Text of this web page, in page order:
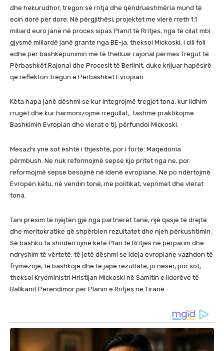
dhe hekurudhor, tregon se rritja dhe qëndrueshmëria mund të
ecin dorë për dore. Në përgjithësi, projektet me vlerë rreth 1,1
miliard euro janë në proces sipas Planit të Rritjes, nga të cilat mbi
gjysmë miliardë janë grante nga BE-ja, theksoi Mickoski, i cili foli
edhe për bashkëpunimin më të thelluar rajonal përmes Tregut të
Përbashkët Rajonal dhe Procesit të Berlinit, duke krijuar hapësirë
që reflekton Tregun e Përbashkët Evropian.
Këta hapa janë dëshmi se kur integrojmë tregjet tona, kur lidhim
rrugët dhe kur harmonizojmë rregullat, tashmë praktikojmë
Bashkimin Evropian dhe vlerat e tij, përfundoi Mickoski.
Mesazhi ynë sot është i thjeshtë, por i fortë: Maqedonia
përmbush. Ne nuk reformojmë sepse kjo pritet nga ne, por
reformojmë sepse besojmë në idenë evropiane. Ne po ndërtojmë
Evropën këtu, në vendin tonë, me politikat, veprimet dhe vlerat
tona.
Tani presim të njëjtën gjë nga partnerët tanë, një qasje të drejtë
dhe meritokratike që shpërblen rezultatet dhe njeh përkushtimin.
Së bashku ta shndërrojmë këtë Plan të Rritjes në përparim dhe
ndryshim të vërtetë; të jetë dëshmi se ideja evropiane vazhdon të
frymëzojë, të bashkojë dhe të japë rezultate, jo nesër, por sot,
theksoi Kryeministri Hristijan Mickoski në Samitin e liderëve të
Ballkanit Perëndimor për Planin e Rritjes në Tiranë.